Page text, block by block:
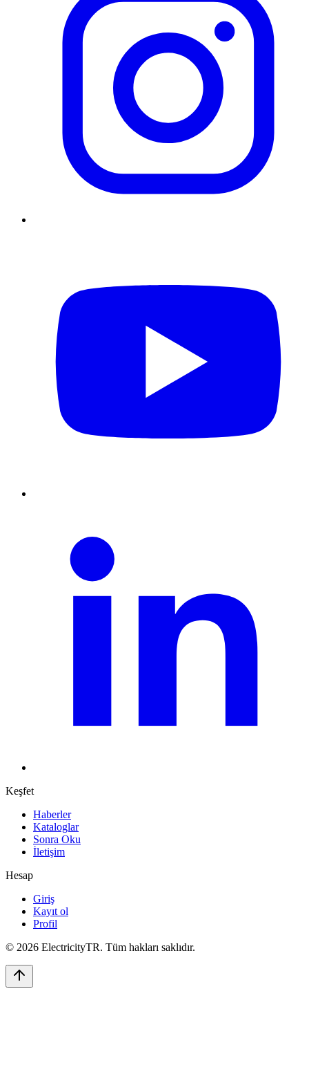
Keşfet
Haberler
Kataloglar
Sonra Oku
İletişim
Hesap
Giriş
Kayıt ol
Profil
© 2026 ElectricityTR. Tüm hakları saklıdır.